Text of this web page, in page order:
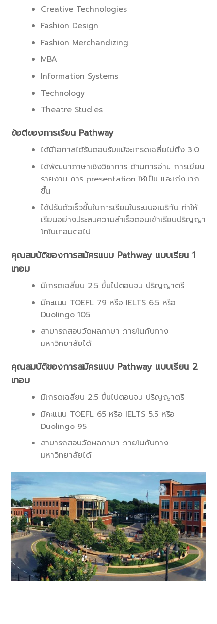
Creative Technologies
Fashion Design
Fashion Merchandizing
MBA
Information Systems
Technology
Theatre Studies
ข้อดีของการเรียน Pathway
ได้มีโอกาสได้รับตอบรับแม้จะเกรดเฉลี่ยไม่ถึง 3.0
ได้พัฒนาภาษาเชิงวิชาการ ด้านการอ่าน การเขียน
รายงาน การ presentation ให้เป็น และเก่งมาก
ขึ้น
ได้ปรับตัวเร็วขึ้นในการเรียนในระบบอเมริกัน ทำให้
เรียนอย่างประสบความสำเร็จตอนเข้าเรียนปริญญา
โทในเทอมต่อไป
คุณสมบัติของการสมัครแบบ Pathway แบบเรียน 1
เทอม
มีเกรดเฉลี่ยน 2.5 ขึ้นไปตอนจบ ปริญญาตรี
มีคะแนน TOEFL 79 หรือ IELTS 6.5 หรือ
Duolingo 105
สามารถสอบวัดผลภาษา ภายในกับทาง
มหาวิทยาลัยได้
คุณสมบัติของการสมัครแบบ Pathway แบบเรียน 2
เทอม
มีเกรดเฉลี่ยน 2.5 ขึ้นไปตอนจบ ปริญญาตรี
มีคะแนน TOEFL 65 หรือ IELTS 5.5 หรือ
Duolingo 95
สามารถสอบวัดผลภาษา ภายในกับทาง
มหาวิทยาลัยได้